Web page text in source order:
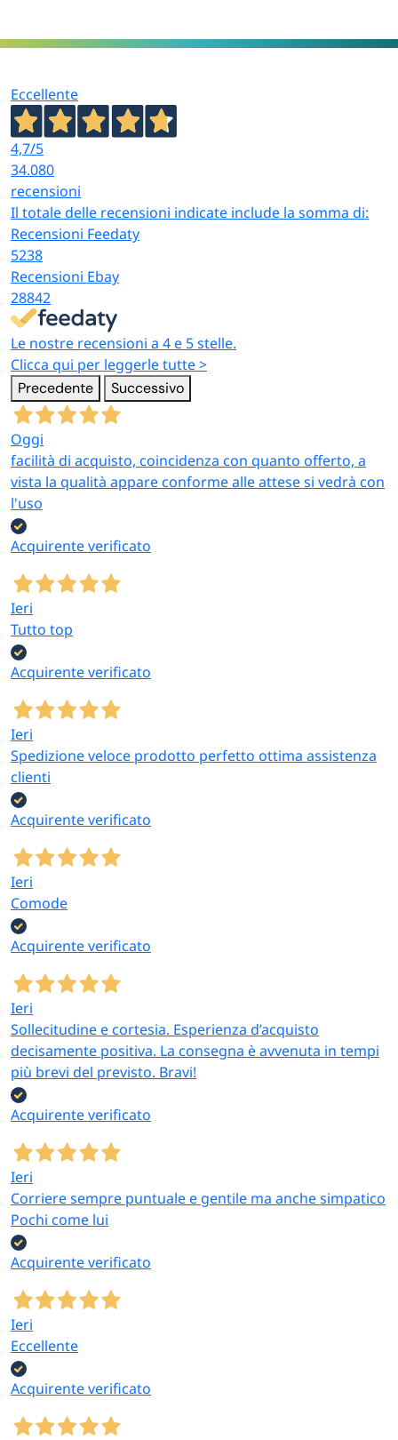
Eccellente
4,7/5
34.080
recensioni
Il totale delle recensioni indicate include la somma di:
Recensioni Feedaty
5238
Recensioni Ebay
28842
Le nostre recensioni a 4 e 5 stelle.
Clicca qui per leggerle tutte >
Precedente Successivo
Oggi
facilità di acquisto, coincidenza con quanto offerto, a
vista la qualità appare conforme alle attese si vedrà con
l'uso
Acquirente verificato
Ieri
Tutto top
Acquirente verificato
Ieri
Spedizione veloce prodotto perfetto ottima assistenza
clienti
Acquirente verificato
Ieri
Comode
Acquirente verificato
Ieri
Sollecitudine e cortesia. Esperienza d’acquisto
decisamente positiva. La consegna è avvenuta in tempi
più brevi del previsto. Bravi!
Acquirente verificato
Ieri
Corriere sempre puntuale e gentile ma anche simpatico
Pochi come lui
Acquirente verificato
Ieri
Eccellente
Acquirente verificato